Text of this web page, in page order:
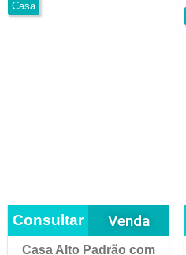
Consultar Venda
Casa
Casa Alto Padrão com